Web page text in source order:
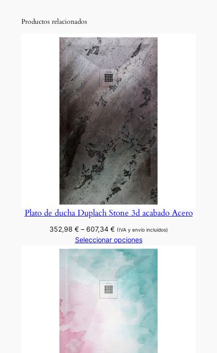
c
Productos relacionados
Plato de ducha Duplach Stone 3d acabado Acero
352,98 € – 607,34 €Rango
de
precios:
desde
352,98 €
hasta
607,34 €
(IVA y envío incluidos)
Seleccionar opciones